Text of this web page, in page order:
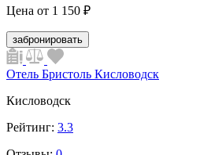
Цена от 1 150 ₽
забронировать
Отель Бристоль Кисловодск
Кисловодск
Рейтинг: 3.3